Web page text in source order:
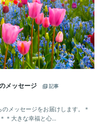
メッセージ
記事
メッセージをお届けします。＊
＊大きな幸福と心...